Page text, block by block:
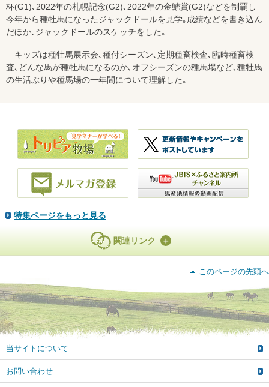
杯(G1)､2022年の札幌記念(G2)､2022年の金鯱賞(G2)などを制覇し
今年から種牡馬になったジャックドールを見学｡成績などを書き込ん
だほか､ジャックドールのスケッチをした｡
キッズは種牡馬展示会､種付シーズン､定期種畜検査､臨時種畜検
査､どんな馬が種牡馬になるのか､オフシーズンの種馬場など､種牡馬
の生活ぶりや種馬場の一年間について理解した｡
特集ページをもっと見る
関連リンク
このページの先頭へ
当サイトについて
お問い合わせ